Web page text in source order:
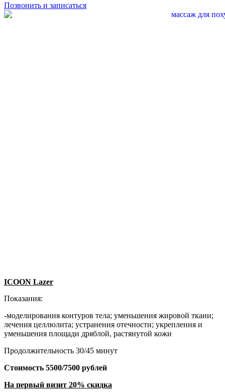
Позвонить и записаться
ICOON Lazer
Показания:
-моделирования контуров тела; уменьшения жировой ткани;
лечения целлюлита; устранения отечности; укрепления и
уменьшения площади дряблой, растянутой кожи
Продолжительность 30/45 минут
Стоимость 5500/7500 рублей
На первый визит 20% скидка